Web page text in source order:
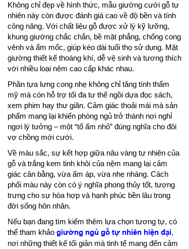
Không chỉ đẹp về hình thức, mẫu giường cưới gỗ tự
nhiên này còn được đánh giá cao về độ bền và tính
công năng. Với chất liệu gỗ được xử lý kỹ lưỡng,
khung giường chắc chắn, bề mặt phẳng, chống cong
vênh và ẩm mốc, giúp kéo dài tuổi thọ sử dụng. Mặt
giường thiết kế thoáng khí, dễ vệ sinh và tương thích
với nhiều loại nệm cao cấp khác nhau.
Phần tựa lưng cong nhẹ không chỉ tăng tính thẩm
mỹ mà còn hỗ trợ tối đa tư thế ngồi dựa đọc sách,
xem phim hay thư giãn. Cảm giác thoải mái mà sản
phẩm mang lại khiến phòng ngủ trở thành nơi nghỉ
ngơi lý tưởng – một “tổ ấm nhỏ” đúng nghĩa cho đôi
vợ chồng mới cưới.
Về màu sắc, sự kết hợp giữa nâu vàng tự nhiên của
gỗ và trắng kem tinh khôi của nệm mang lại cảm
giác cân bằng, vừa ấm áp, vừa nhẹ nhàng. Cách
phối màu này còn có ý nghĩa phong thủy tốt, tượng
trưng cho sự hòa hợp và hạnh phúc bền lâu trong
đời sống hôn nhân.
Nếu bạn đang tìm kiếm thêm lựa chọn tương tự, có
thể tham khảo giường ngủ gỗ tự nhiên hiện đại,
nơi những thiết kế tối giản mà tinh tế mang đến cảm